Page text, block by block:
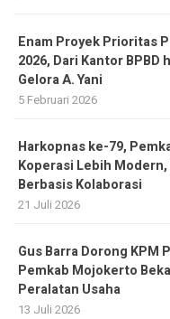
Enam Proyek Prioritas
2026, Dari Kantor BPBD
Gelora A. Yani
5 Februari 2026
Harkopnas ke-79,
Koperasi Lebih Modern,
Berbasis Kolaborasi
21 Juli 2026
Gus Barra Dorong KPM
Pemkab Mojokerto
Peralatan Usaha
13 Juli 2026